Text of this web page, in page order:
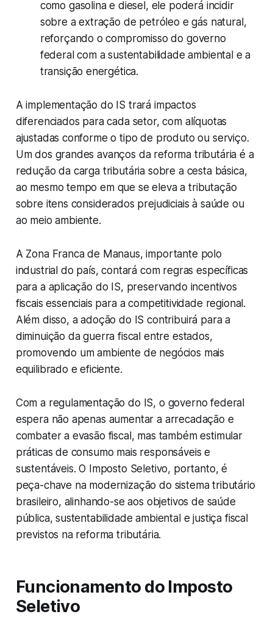
como gasolina e diesel, ele poderá incidir
sobre a extração de petróleo e gás natural,
reforçando o compromisso do governo
federal com a sustentabilidade ambiental e a
transição energética.
A implementação do IS trará impactos
diferenciados para cada setor, com alíquotas
ajustadas conforme o tipo de produto ou serviço.
Um dos grandes avanços da reforma tributária é a
redução da carga tributária sobre a cesta básica,
ao mesmo tempo em que se eleva a tributação
sobre itens considerados prejudiciais à saúde ou
ao meio ambiente.
A Zona Franca de Manaus, importante polo
industrial do país, contará com regras específicas
para a aplicação do IS, preservando incentivos
fiscais essenciais para a competitividade regional.
Além disso, a adoção do IS contribuirá para a
diminuição da guerra fiscal entre estados,
promovendo um ambiente de negócios mais
equilibrado e eficiente.
Com a regulamentação do IS, o governo federal
espera não apenas aumentar a arrecadação e
combater a evasão fiscal, mas também estimular
práticas de consumo mais responsáveis e
sustentáveis. O Imposto Seletivo, portanto, é
peça-chave na modernização do sistema tributário
brasileiro, alinhando-se aos objetivos de saúde
pública, sustentabilidade ambiental e justiça fiscal
previstos na reforma tributária.
Funcionamento do Imposto
Seletivo